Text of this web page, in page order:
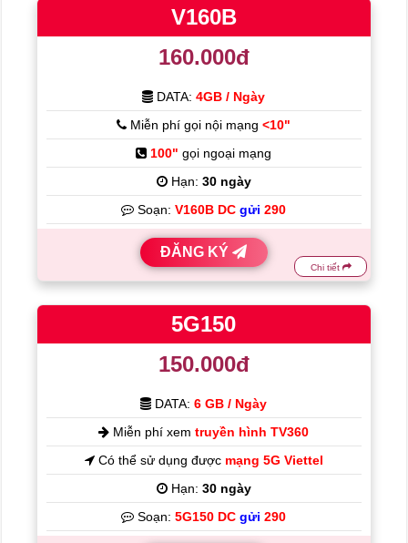
V160B
160.000đ
DATA:4GB / Ngày
Miễn phí gọi nội mạng<10"
100" gọi ngoại mạng
Hạn: 30 ngày
Soạn:V160B DCgửi 290
ĐĂNG KÝ
Chi tiết
5G150
150.000đ
DATA:6 GB / Ngày
Miễn phí xemtruyền hình TV360
Có thể sử dụng được mạng 5G Viettel
Hạn: 30 ngày
Soạn:5G150 DCgửi 290